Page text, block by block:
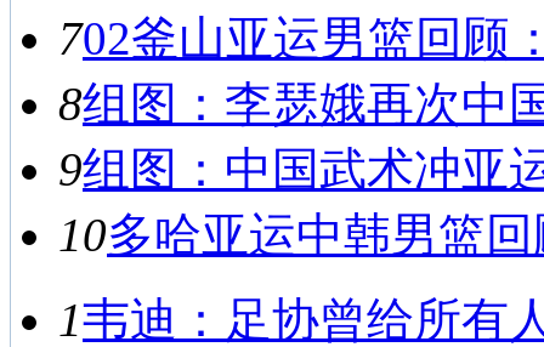
702釜山亚运男篮回顾
8组图：李瑟娥再次中
9组图：中国武术冲亚
10多哈亚运中韩男篮
1韦迪：足协曾给所有